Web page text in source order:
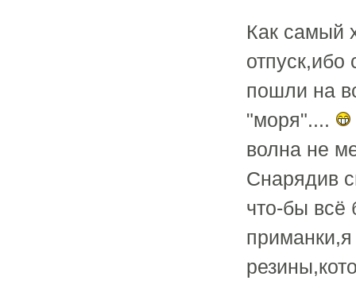
Как самый
пошли на
"моря"....
волна не
Снарядив
что-бы всё
приманки,я